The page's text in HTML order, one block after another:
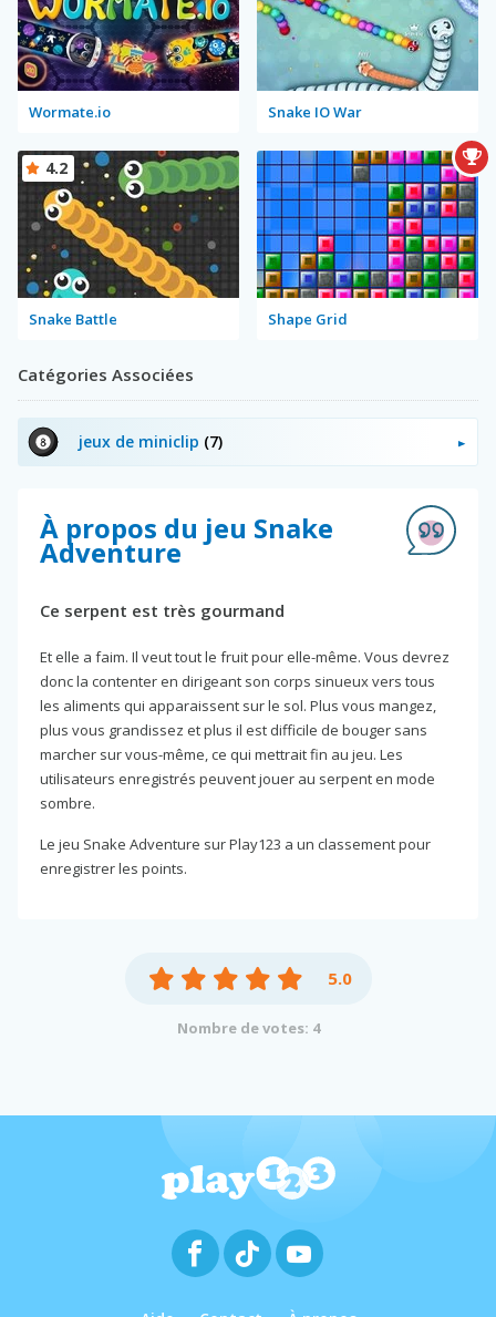
Wormate.io Snake IO War
Snake Battle
4.2
Shape Grid
Catégories Associées
jeux de miniclip (7)
À propos du jeu Snake
Adventure
Ce serpent est très gourmand
Et elle a faim. Il veut tout le fruit pour elle-même. Vous devrez
donc la contenter en dirigeant son corps sinueux vers tous
les aliments qui apparaissent sur le sol. Plus vous mangez,
plus vous grandissez et plus il est difficile de bouger sans
marcher sur vous-même, ce qui mettrait fin au jeu. Les
utilisateurs enregistrés peuvent jouer au serpent en mode
sombre.
Le jeu Snake Adventure sur Play123 a un classement pour
enregistrer les points.
5.0
Nombre de votes: 4